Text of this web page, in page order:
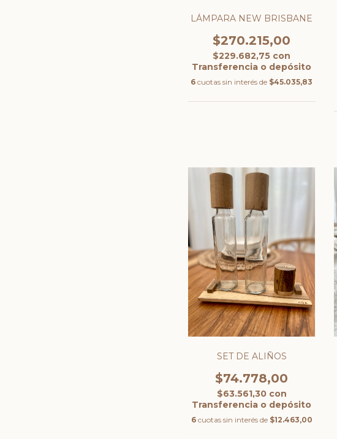
LÁMPARA NEW BRISBANE
$270.215,00
$229.682,75 con
Transferencia o depósito
6 cuotas sin interés de $45.035,83
SET DE ALIÑOS
$74.778,00
$63.561,30 con
Transferencia o depósito
6 cuotas sin interés de $12.463,00